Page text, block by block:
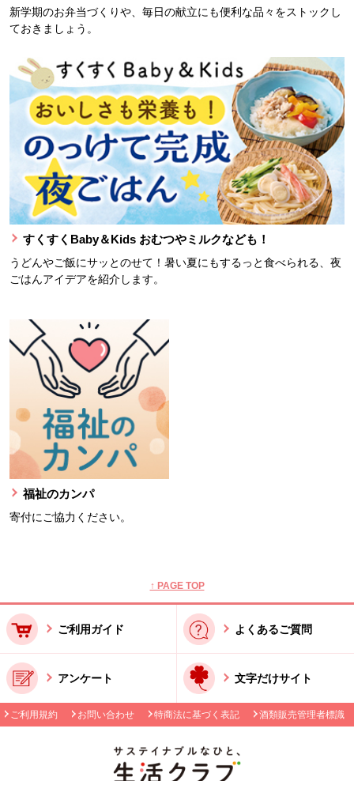
新学期のお弁当づくりや、毎日の献立にも便利な品々をストックし
ておきましょう。
すくすくBaby＆Kids おむつやミルクなども！
うどんやご飯にサッとのせて！暑い夏にもするっと食べられる、夜
ごはんアイデアを紹介します。
福祉のカンパ
寄付にご協力ください。
↑ PAGE TOP
ご利用ガイド よくあるご質問
アンケート 文字だけサイト
ご利用規約 お問い合わせ 特商法に基づく表記 酒類販売管理者標識